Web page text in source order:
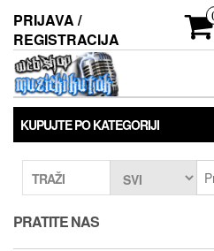
sadržaj
PRIJAVA /
REGISTRACIJA
KUPUJTE PO KATEGORIJI
TRAŽI
PRATITE NAS